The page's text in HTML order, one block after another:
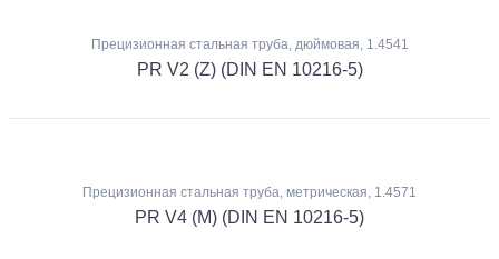
Прецизионная стальная труба, дюймовая, 1.4541
PR V2 (Z) (DIN EN 10216-5)
Прецизионная стальная труба, метрическая, 1.4571
PR V4 (M) (DIN EN 10216-5)